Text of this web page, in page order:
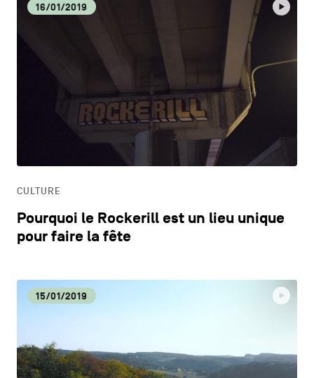
16/01/2019
CULTURE
Pourquoi le Rockerill est un lieu unique
pour faire la fête
15/01/2019